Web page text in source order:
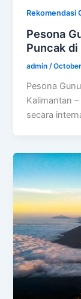
Rekomendasi
Pesona
Puncak di
admin/
Pesona
Kalimantan
secara